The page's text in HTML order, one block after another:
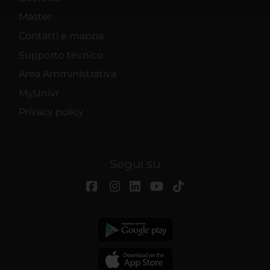
raccolto dal tuo utilizzo dei loro servizi.
Master
Contatti e mappa
Supporto tecnico
Area Amministrativa
MyUnivr
Privacy policy
Segui su